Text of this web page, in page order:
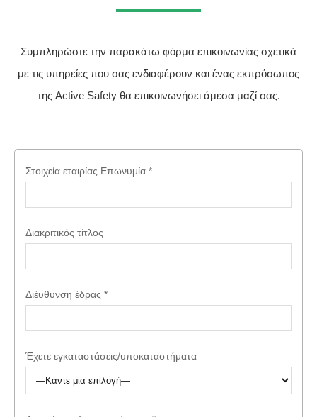
Συμπληρώστε την παρακάτω φόρμα επικοινωνίας σχετικά
με τις υπηρείες που σας ενδιαφέρουν και ένας εκπρόσωπος
της Active Safety θα επικοινωνήσει άμεσα μαζί σας.
Στοιχεία εταιρίας Επωνυμία *
Διακριτικός τίτλος
Διέυθυνση έδρας *
Έχετε εγκαταστάσεις/υποκαταστήματα